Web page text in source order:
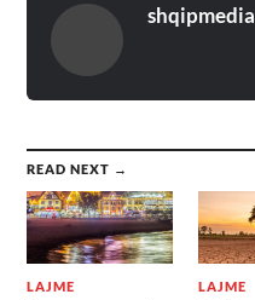
shqipmedia
READ NEXT →
LAJME LAJME